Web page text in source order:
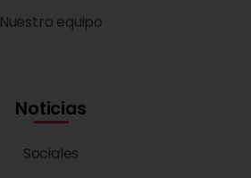
Nuestro equipo
Noticias
Sociales